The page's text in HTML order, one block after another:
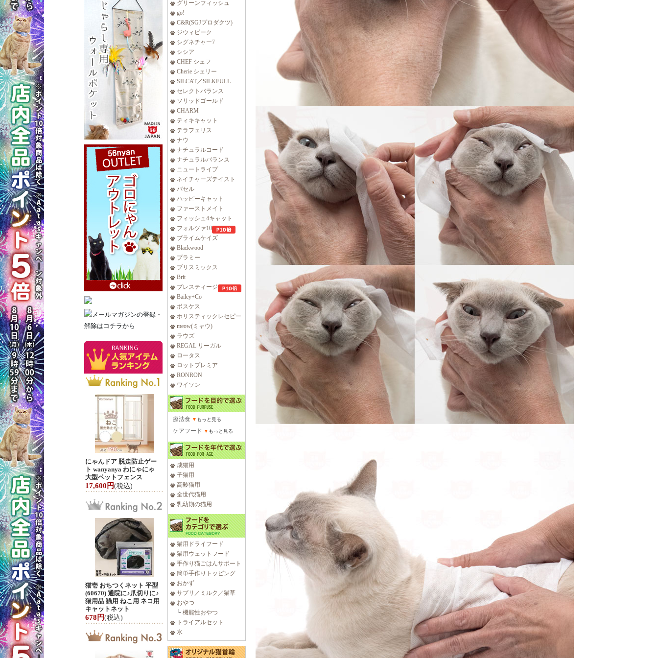
にゃんドア 脱走防止ゲー
ト wanyanya わにゃにゃ
大型ペットフェンス
17,600円(税込)
猫壱 おちつくネット 平型
(60670) 通院に♪爪切りに♪
猫用品 猫用 ねこ用 ネコ用
キャットネット
678円(税込)
グリーンフィッシュ
go!
C&R(SGJプロダクツ)
ジウィピーク
シグネチャー7
シシア
CHEF シェフ
Cherie シェリー
SILCAT／SILKFULL
セレクトバランス
ソリッドゴールド
CHARM
ティキキャット
テラフェリス
ナウ
ナチュラルコード
ナチュラルバランス
ニュートライプ
ネイチャーズテイスト
バセル
ハッピーキャット
ファーストメイト
フィッシュ4キャット
フォルツァ10
プライムケイズ
Blackwood
プラミー
ブリスミックス
Brit
プレスティージ
Bailey+Co
ボスケス
ホリスティックレセピー
meow(ミャウ)
ラウズ
REGAL リーガル
ロータス
ロットプレミア
RONRON
ワイソン
療法食 ▼ もっと見る
ケアフード ▼ もっと見る
成猫用
子猫用
高齢猫用
全世代猫用
乳幼期の猫用
猫用ドライフード
猫用ウェットフード
手作り猫ごはんサポート
簡単手作りトッピング
おかず
サプリ／ミルク／猫草
おやつ
└ 機能性おやつ
トライアルセット
水